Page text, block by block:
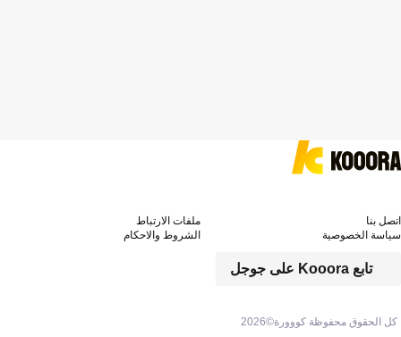
كل الحقوق محفوظة كووورة©2026
تابع Kooora على جوجل
اتصل بنا
ملفات الارتباط
سياسة الخصوصية
الشروط والاحكام